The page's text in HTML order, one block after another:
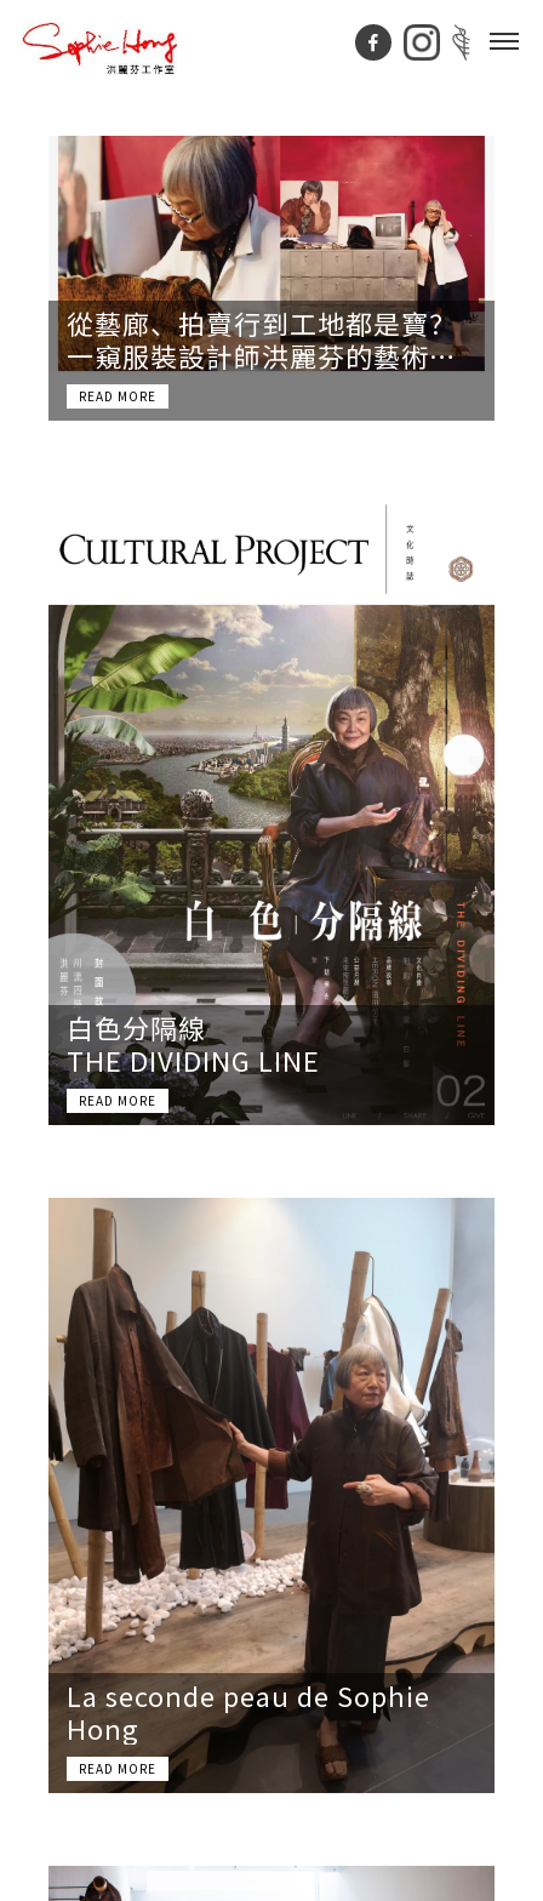
從藝廊、拍賣行到工地都是寶？
一窺服裝設計師洪麗芬的藝術收
藏
白色分隔線
THE DIVIDING LINE
La seconde peau de Sophie
Hong